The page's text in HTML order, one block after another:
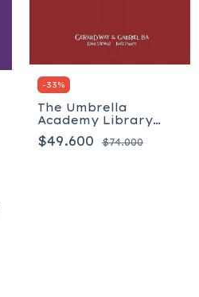
-33%
The Umbrella
Academy Library
Edition Volume 2:
Dallas (The Umbrella
$49.600 $74.000